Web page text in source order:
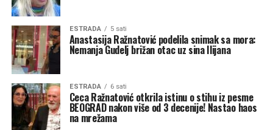
ESTRADA 5 sati
Anastasija Ražnatović podelila snimak sa mora:
Nemanja Gudelj brižan otac uz sina Ilijana
ESTRADA 6 sati
Ceca Ražnatović otkrila istinu o stihu iz pesme
BEOGRAD nakon više od 3 decenije! Nastao haos
na mrežama